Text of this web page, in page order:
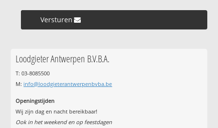
Versturen »
Loodgieter Antwerpen B.V.B.A.
T: 03-8085500
M: info@loodgieterantwerpenbvba.be
Openingstijden
Wij zijn dag en nacht bereikbaar!
Ook in het weekend en op feestdagen